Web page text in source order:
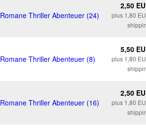
Romane Thriller Abenteuer (24)
2,50
plus 1,80
Romane Thriller Abenteuer (8)
5,50
plus 1,80
Romane Thriller Abenteuer (16)
2,50
plus 1,80